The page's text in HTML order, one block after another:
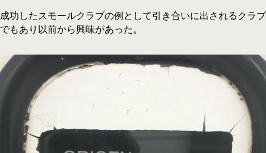
成功したスモールクラブの例として引き合いに出されるクラブ
でもあり以前から興味があった。